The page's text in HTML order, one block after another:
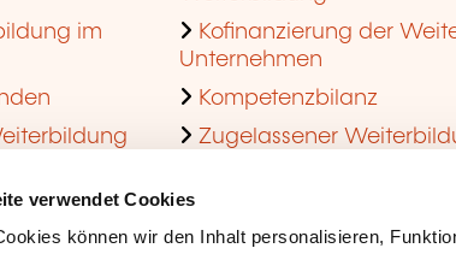
verwendet Cookies
können wir den Inhalt personalisieren,
im
Kofinanzierung der
Unternehmen
Kompetenzbilanz
Zugelassener